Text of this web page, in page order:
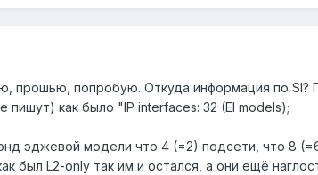
прошью, попробую. Откуда информация по SI?
пишут) как было "IP interfaces: 32 (EI models);
эджевой модели что 4 (=2) подсети, что 8
был L2-only так им и остался, а они ещё